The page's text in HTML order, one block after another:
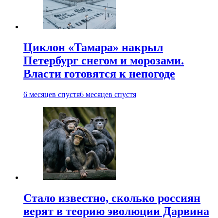
Циклон «Тамара» накрыл
Петербург снегом и морозами.
Власти готовятся к непогоде
6 месяцев спустя6 месяцев спустя
Стало известно, сколько россиян
верят в теорию эволюции Дарвина